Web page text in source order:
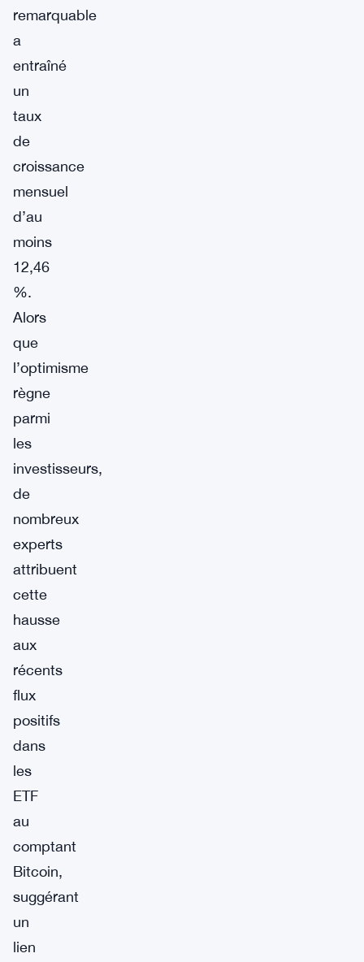
remarquable
a
entraîné
un
taux
de
croissance
mensuel
d’au
moins
12,46
%.
Alors
que
l’optimisme
règne
parmi
les
investisseurs,
de
nombreux
experts
attribuent
cette
hausse
aux
récents
flux
positifs
dans
les
ETF
au
comptant
Bitcoin,
suggérant
un
lien